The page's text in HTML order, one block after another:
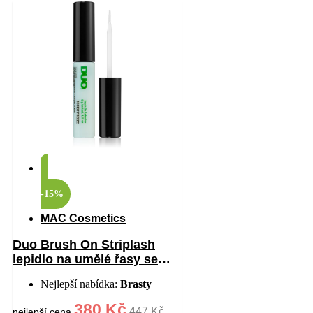
-15%
MAC Cosmetics
Duo Brush On Striplash
lepidlo na umělé řasy se
White/Clear 5 g
Nejlepší nabídka: Brasty
380 Kč